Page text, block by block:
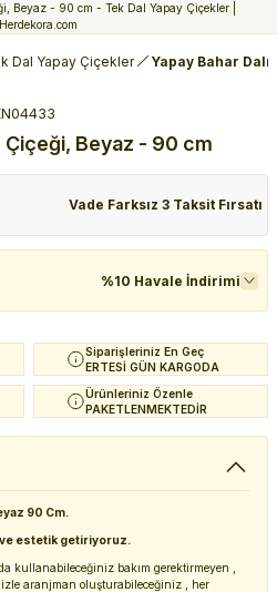
Dal Yapay Çiçekler Yapay Bahar
Çiçeği, Beyaz - 90 cm
Vade Farksız 3 Taksit Fırsatı
%10 Havale İndirimi
Siparişleriniz En Geç
ERTESİ GÜN KARGODA
Ürünleriniz Özenle
PAKETLENMEKTEDİR
90 Cm.
estetik getiriyoruz.
kullanabileceğiniz bakım gerektirmeyen ,
aranjman oluşturabileceğiniz , her